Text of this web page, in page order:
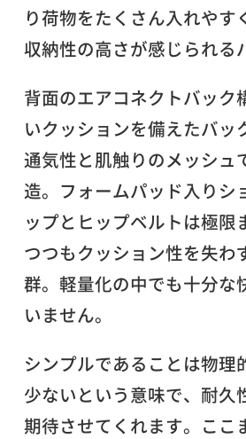
り荷物をたくさん入れやす
収納性の高さが感じられる
背面のエアコネクトバック
いクッションを備えたバッ
通気性と肌触りのメッシュ
造。フォームパッド入りシ
ップとヒップベルトは極限
つつもクッション性を失わ
群。軽量化の中でも十分な
いません。
シンプルであることは物理
少ないという意味で、耐久
期待させてくれます。ここ